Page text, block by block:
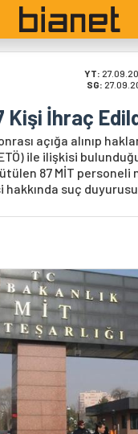
YT:
SG:
Kişi İhraç
açığa alınıp
ile ilişkisi
87 MİT
hakkında suç duyurusu